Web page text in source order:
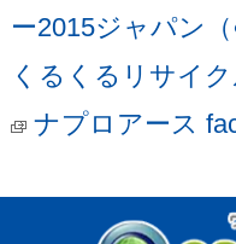
ー2015ジャパン
くるくるリサイ
ナプロアース